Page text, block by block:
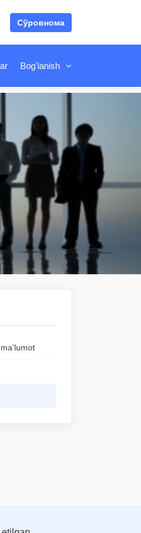
Сўровнома
Bog'lanish